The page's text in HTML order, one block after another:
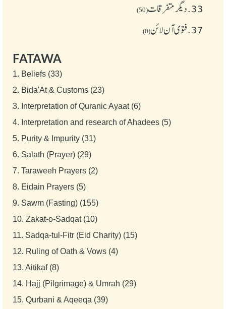
33. دیگر متفرقات(50)
37. فتوی آن لائن(0)
FATAWA
1. Beliefs (33)
2. Bida'At & Customs (23)
3. Interpretation of Quranic Ayaat (6)
4. Interpretation and research of Ahadees (5)
5. Purity & Impurity (31)
6. Salath (Prayer) (29)
7. Taraweeh Prayers (2)
8. Eidain Prayers (5)
9. Sawm (Fasting) (155)
10. Zakat-o-Sadqat (10)
11. Sadqa-tul-Fitr (Eid Charity) (15)
12. Ruling of Oath & Vows (4)
13. Aitikaf (8)
14. Hajj (Pilgrimage) & Umrah (29)
15. Qurbani & Aqeeqa (39)